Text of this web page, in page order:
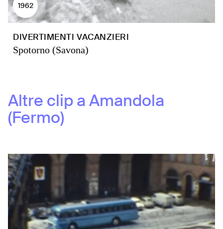
1962
DIVERTIMENTI VACANZIERI
Spotorno (Savona)
Altre clip aAmandola
(Fermo)